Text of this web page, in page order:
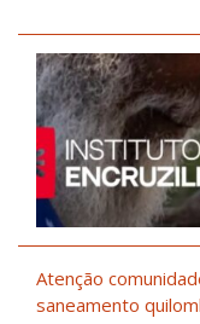
Atenção
saneamento